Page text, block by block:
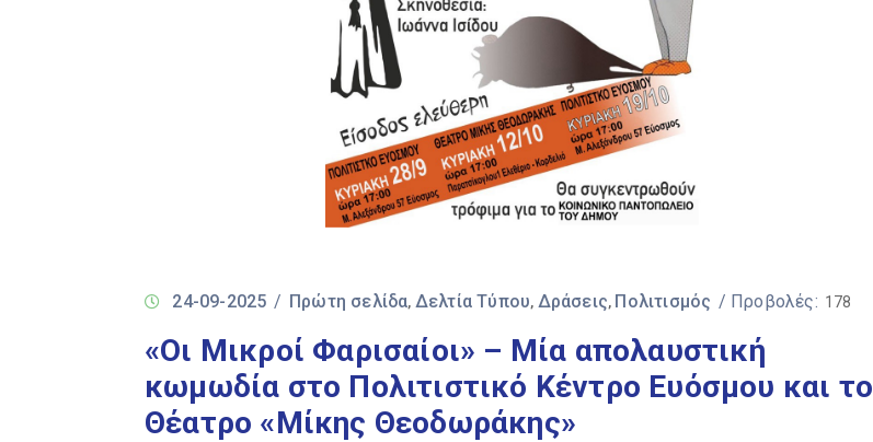
24-09-2025 / Πρώτη σελίδα‚ Δελτία Τύπου‚ Δράσεις‚ Πολιτισμός / Προβολές: 178
«Οι Μικροί Φαρισαίοι» – Μία απολαυστική
κωμωδία στο Πολιτιστικό Κέντρο Ευόσμου και το
Θέατρο «Μίκης Θεοδωράκης»